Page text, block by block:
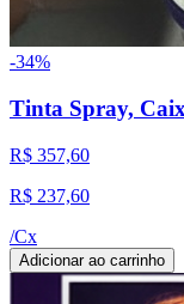
-34%
Tinta Spray,
R$ 357,60
R$ 237,60
/Cx
Adicionar ao carrinho